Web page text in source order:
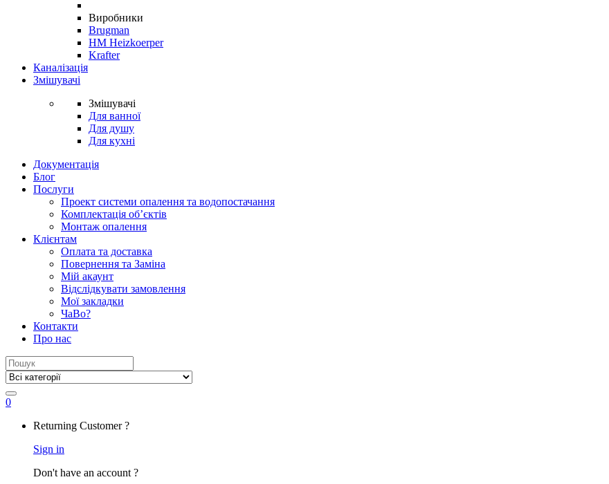
Виробники
Brugman
HM Heizkoerper
Krafter
Каналізація
Змішувачі
Змішувачі
Для ванної
Для душу
Для кухні
Документація
Блог
Послуги
Проект системи опалення та водопостачання
Комплектація об’єктів
Монтаж опалення
Клієнтам
Оплата та доставка
Повернення та Заміна
Мій акаунт
Відслідкувати замовлення
Мої закладки
ЧаВо?
Контакти
Про нас
Search
for:
0
Returning Customer ?
Sign in
Don't have an account ?